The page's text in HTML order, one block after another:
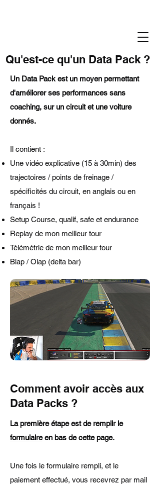
Qu'est-ce qu'un Data Pack ?
​Un Data Pack est un moyen permettant
d'améliorer ses performances sans
coaching, sur un circuit et une voiture
donnés.
Il contient :
Une vidéo explicative (15 à 30min) des
trajectoires / points de freinage /
spécificités du circuit, en anglais ou en
français !
Setup Course, qualif, safe et endurance
Replay de mon meilleur tour
Télémétrie de mon meilleur tour
Blap / Olap (delta bar)
Comment avoir accès aux
Data Packs ?
La première étape est de remplir le
formulaireen bas de cette page.
Une fois le formulaire rempli, et le
paiement effectué, vous recevrez par mail